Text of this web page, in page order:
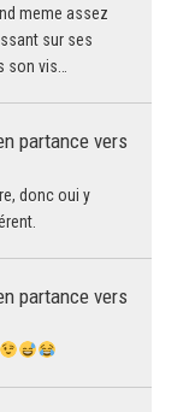
meme assez
sur ses
vis…
partance vers
donc oui y
partance vers